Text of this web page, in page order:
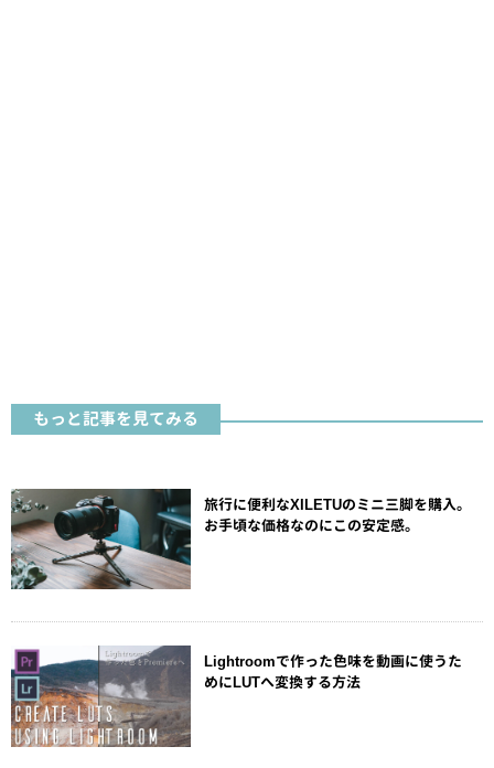
もっと記事を見てみる
旅行に便利なXILETUのミニ三脚を購入。
お手頃な価格なのにこの安定感。
Lightroomで作った色味を動画に使うた
めにLUTへ変換する方法